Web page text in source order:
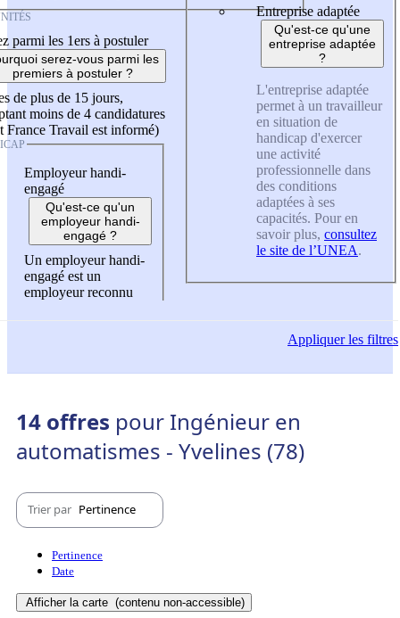
parmi les 1ers à postuler
serez-vous parmi les
premiers à postuler ?
de plus de 15 jours,
moins de 4 candidatures
France Travail est informé)
Employeur handi-
engagé
Qu'est-ce qu'un
employeur handi-
engagé ?
Un employeur handi-
engagé est un
employeur reconnu
Entreprise adaptée
Qu'est-ce qu'une
entreprise adaptée
?
L'entreprise adaptée
permet à un travailleur
en situation de
handicap d'exercer
une activité
professionnelle dans
des conditions
adaptées à ses
capacités. Pour en
savoir plus, consultez
le site de l’UNEA.
Appliquerles filtres
14 offres pour Ingénieur en
automatismes - Yvelines (78)
Trier par Pertinence
Pertinence
Date
Afficher la carte (contenu non-accessible)